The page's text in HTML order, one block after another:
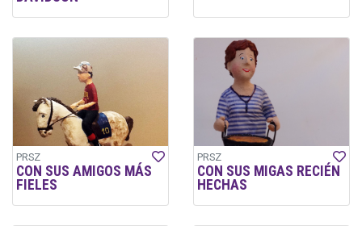
PRSZ
CON SUS AMIGOS MÁS
FIELES
PRSZ
CON SUS MIGAS RECIÉN
HECHAS